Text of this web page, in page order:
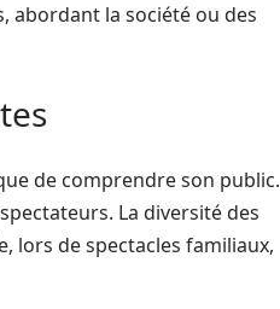
abordant la société ou des
de comprendre son public.
La diversité des
lors de spectacles familiaux,